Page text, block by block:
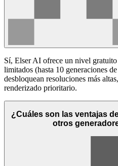
Sí, Elser AI ofrece un nivel
limitados (hasta 10 generaciones
desbloquean resoluciones más
renderizado prioritario.
¿Cuáles son las ventajas
otros